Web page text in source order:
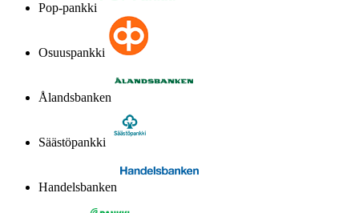
Pop-pankki
Osuuspankki
Ålandsbanken
Säästöpankki
Handelsbanken